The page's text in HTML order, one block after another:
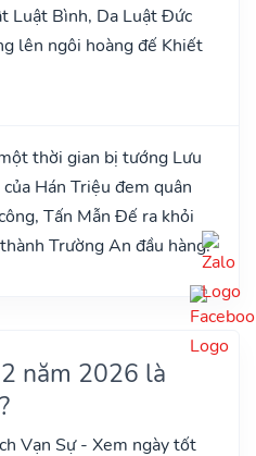
Luật Bình, Da Luật Đức
lên ngôi hoàng đế Khiết
thời gian bị tướng Lưu
Hán Triệu đem quân
Tấn Mẫn Đế ra khỏi
Trường An đầu hàng.
năm 2026 là
Vạn Sự - Xem ngày tốt